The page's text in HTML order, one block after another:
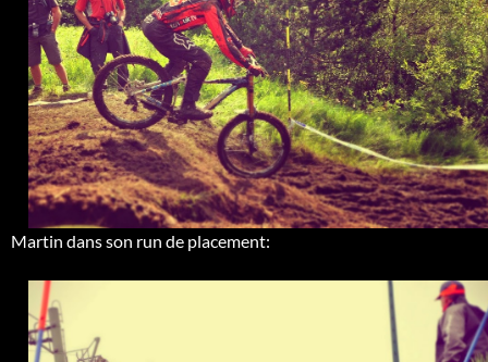
Martin dans son run de placement: